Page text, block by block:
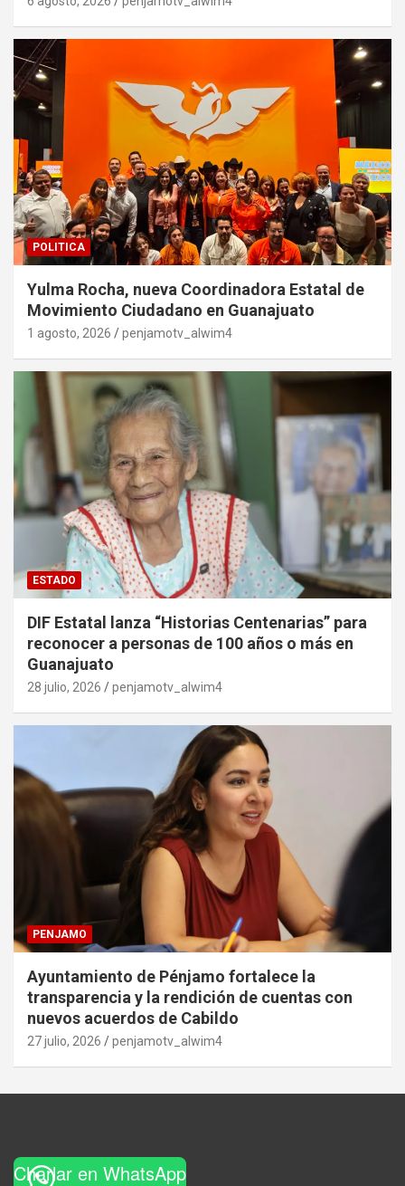
POLITICA
Yulma Rocha, nueva Coordinadora Estatal de
Movimiento Ciudadano en Guanajuato
1 agosto, 2026 penjamotv_alwim4
ESTADO
DIF Estatal lanza “Historias Centenarias” para
reconocer a personas de 100 años o más en
Guanajuato
28 julio, 2026 penjamotv_alwim4
PENJAMO
Ayuntamiento de Pénjamo fortalece la
transparencia y la rendición de cuentas con
nuevos acuerdos de Cabildo
27 julio, 2026 penjamotv_alwim4
Charlar en WhatsApp